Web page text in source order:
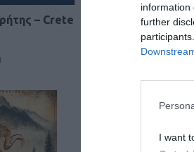
information
further
I want
– Crete
Γύρος